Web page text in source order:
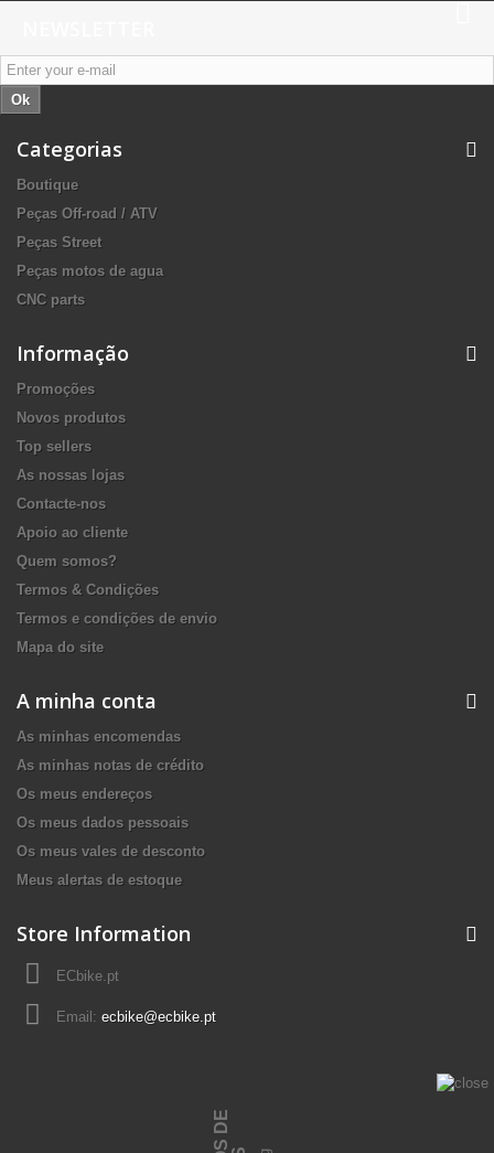
Ok
Categorias
Boutique
Peças Off-road / ATV
Peças Street
Peças motos de agua
CNC parts
Informação
Promoções
Novos produtos
Top sellers
As nossas lojas
Contacte-nos
Apoio ao cliente
Quem somos?
Termos & Condições
Termos e condições de envio
Mapa do site
A minha conta
As minhas encomendas
As minhas notas de crédito
Os meus endereços
Os meus dados pessoais
Os meus vales de desconto
Meus alertas de estoque
Store Information
ECbike.pt
Email: ecbike@ecbike.pt